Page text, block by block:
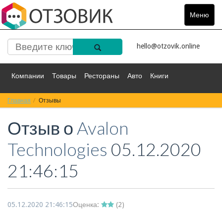
Меню
Toggle
hello@otzovik.online
Компании Товары Рестораны Авто Книги
Спорт Фильмы
Красота Здоровье Остальное
Главная Отзывы
Отзыв о Avalon
Technologies 05.12.2020
21:46:15
05.12.2020 21:46:15Оценка: (2)